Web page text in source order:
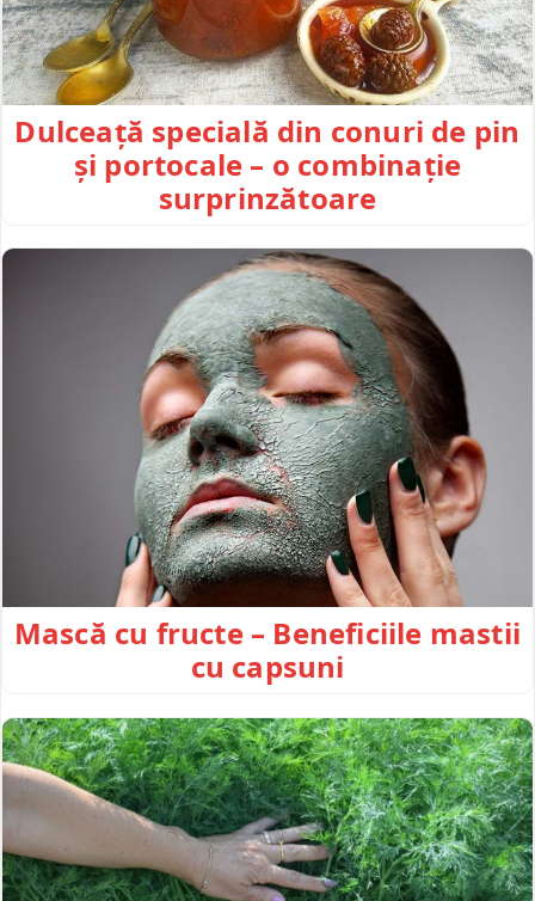
Dulceață specială din conuri de pin
și portocale – o combinație
surprinzătoare
Mască cu fructe – Beneficiile mastii
cu capsuni